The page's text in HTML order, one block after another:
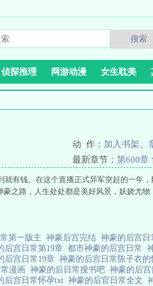
搜索
侦探推理 网游动漫 女生耽美
动 作： 加入书架
最新章节： 第600章
有钱。在这个直播正式异军突起的一年
之路，人生处处都是美好风景，妖娆尤
第一版主 神豪后宫完结 神豪的后宫
后宫日常第19章 都市神豪的后宫日常
后宫日常19章 神豪的后宫日常陈子衣的
漫画 神豪的后日常搜书吧 神豪的后
后宫日常怀孕txt 神豪的后官日常全文